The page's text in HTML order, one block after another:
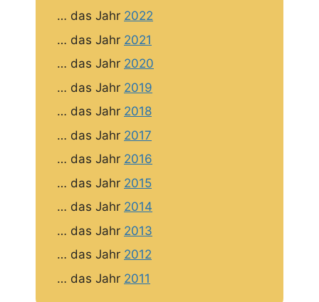
… das Jahr 2022
… das Jahr 2021
… das Jahr 2020
… das Jahr 2019
… das Jahr 2018
… das Jahr 2017
… das Jahr 2016
… das Jahr 2015
… das Jahr 2014
… das Jahr 2013
… das Jahr 2012
… das Jahr 2011